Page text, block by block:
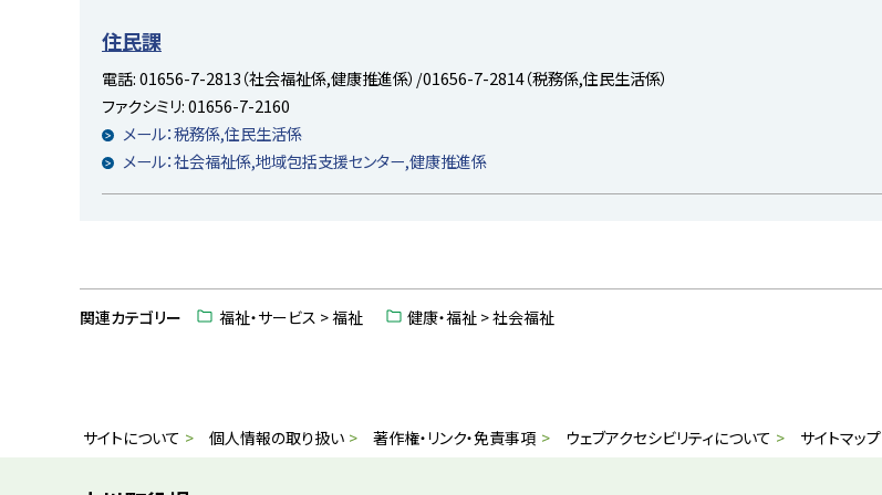
に
戻
る
住民課
電話:01656-7-2813（社会福祉係,健康推進係）/01656-7-2814（税務係,住民生活係）
ファクシミリ:01656-7-2160
メール：税務係,住民生活係
メール：社会福祉係,地域包括支援センター,健康推進係
プ
関連カテゴリー 福祉・サービス > 福祉 健康・福祉 > 社会福祉
サ
イ
サイトについて 個人情報の取り扱い 著作権・リンク・免責事項 ウェブアクセシビリティについて サイトマップ